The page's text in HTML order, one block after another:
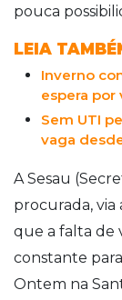
pouca
LEIA
Inverno
espera por
Sem UTI
vaga
A Sesau
procurada, via
que a falta de
constante
Ontem na